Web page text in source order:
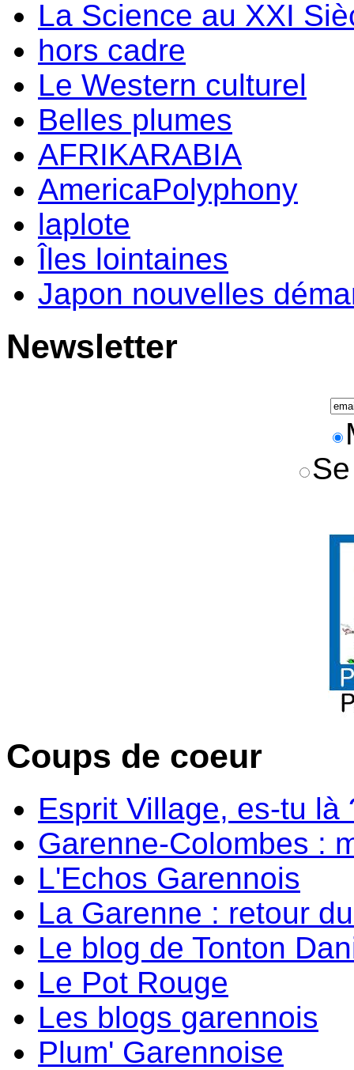
La Science au XXI
hors cadre
Le Western culturel
Belles plumes
AFRIKARABIA
AmericaPolyphony
laplote
Îles lointaines
Japon nouvelles
Newsletter
Coups de coeur
Esprit Village, es-tu là
Garenne-Colombes :
L'Echos Garennois
La Garenne : retour
Le blog de Tonton
Le Pot Rouge
Les blogs garennois
Plum' Garennoise